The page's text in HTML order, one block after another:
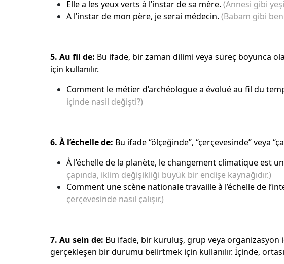
Elle a les yeux verts à l’instar de sa mère. (Annesi gibi
A l’instar de mon père, je serai médecin. (Babam gibi
5. Au fil de: Bu ifade, bir zaman dilimi veya süreç boyunca
için kullanılır.
Comment le métier d’archéologue a évolué au fil du
içinde nasil değişti?)
6. À l’échelle de: Bu ifade “ölçeğinde”, “çerçevesinde” veya
À l’échelle de la planète, le changement climatique est
çapında, iklim değişikliği büyük bir endişe kaynağıdır.)
Comment une scène nationale travaille à l’échelle de
çerçevesinde nasıl çalışır.)
7. Au sein de: Bu ifade, bir kuruluş, grup veya
gerçekleşen bir durumu belirtmek için kullanılır. İçinde,